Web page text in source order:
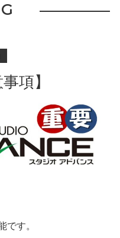
項】
です。